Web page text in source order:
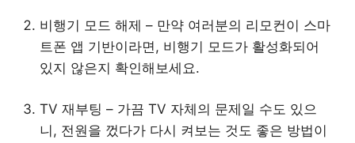
비행기 모드 해제 – 만약 여러분의 리모컨이 스마
트폰 앱 기반이라면, 비행기 모드가 활성화되어
있지 않은지 확인해보세요.
TV 재부팅 – 가끔 TV 자체의 문제일 수도 있으
니, 전원을 껐다가 다시 켜보는 것도 좋은 방법이